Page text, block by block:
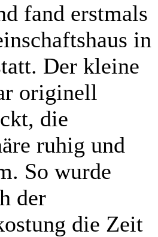
fand erstmals
in
Der kleine
originell
die
ruhig und
So wurde
der
die Zeit